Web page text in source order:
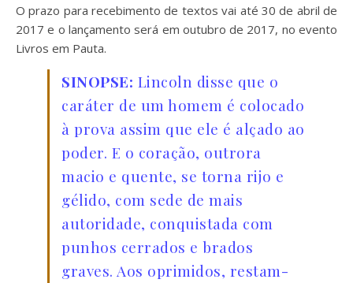
O prazo para recebimento de textos vai até 30 de abril de
2017 e o lançamento será em outubro de 2017, no evento
Livros em Pauta.
SINOPSE: Lincoln disse que o
caráter de um homem é colocado
à prova assim que ele é alçado ao
poder. E o coração, outrora
macio e quente, se torna rijo e
gélido, com sede de mais
autoridade, conquistada com
punhos cerrados e brados
graves. Aos oprimidos, restam-